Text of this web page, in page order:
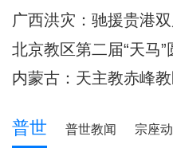
80余
主教调研
广西洪灾：驰援贵港
北京教区第二届“天马”
内蒙古：天主教赤峰
普世 普世教闻 宗座